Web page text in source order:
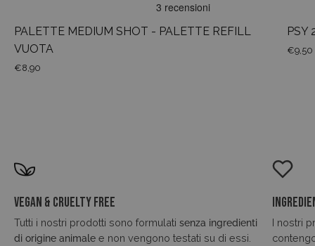
PALETTE MEDIUM SHOT - PALETTE REFILL
VUOTA
€8,90
PSY
€9,50
Vegan & Cruelty Free
Tutti i nostri prodotti sono formulati senza ingredienti
di origine animale e non vengono testati su di essi.
I nostri